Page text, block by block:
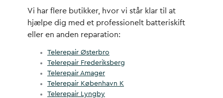
Vi har flere butikker, hvor vi står klar til at
hjælpe dig med et professionelt batteriskift
eller en anden reparation:
Telerepair Østerbro
Telerepair Frederiksberg
Telerepair Amager
Telerepair København K
Telerepair Lyngby